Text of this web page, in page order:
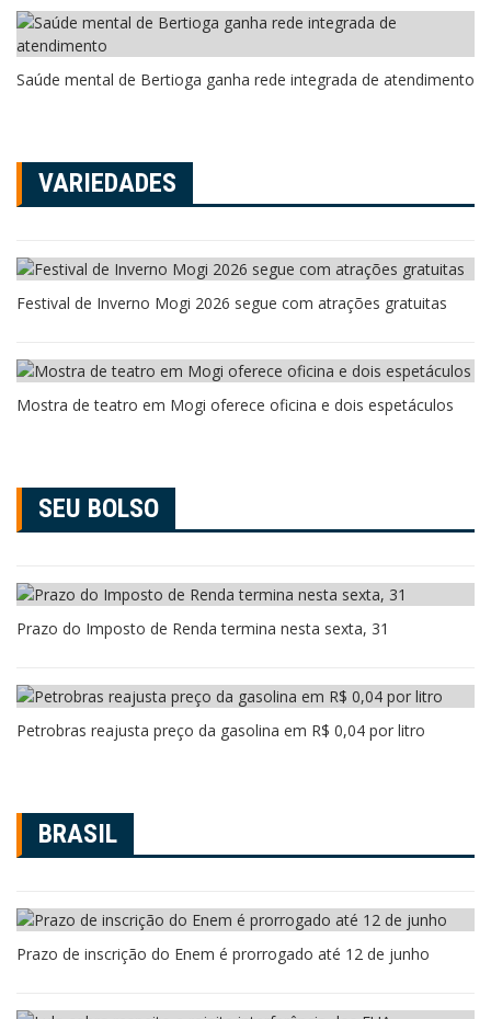
Saúde mental de Bertioga ganha rede integrada de atendimento
VARIEDADES
Festival de Inverno Mogi 2026 segue com atrações gratuitas
Mostra de teatro em Mogi oferece oficina e dois espetáculos
SEU BOLSO
Prazo do Imposto de Renda termina nesta sexta, 31
Petrobras reajusta preço da gasolina em R$ 0,04 por litro
BRASIL
Prazo de inscrição do Enem é prorrogado até 12 de junho